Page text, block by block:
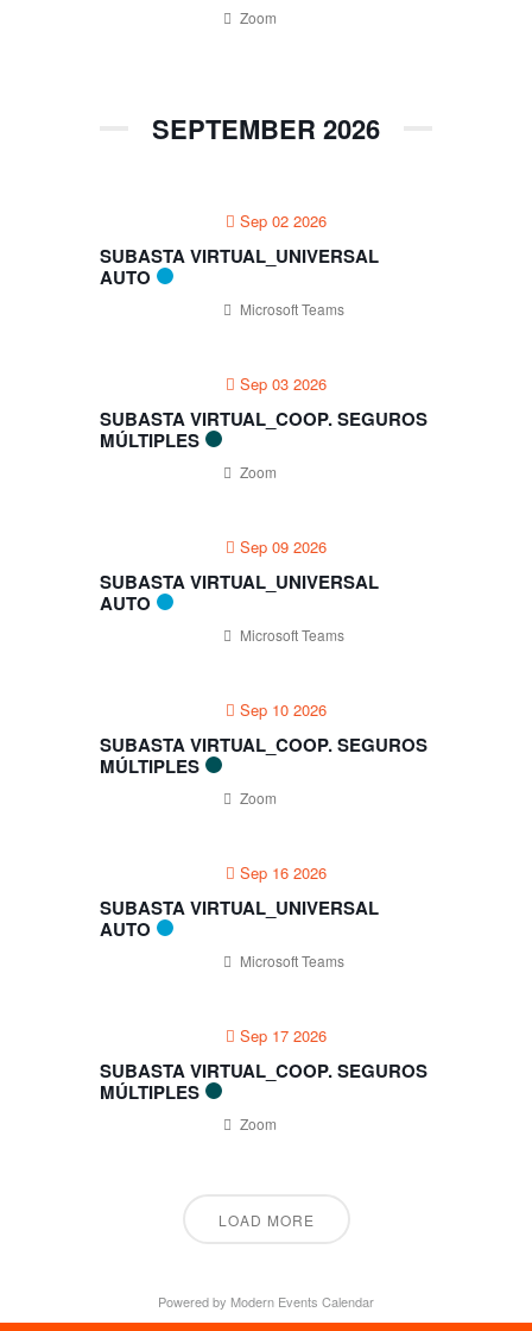
Zoom
SEPTEMBER 2026
Sep 02 2026
SUBASTA VIRTUAL_UNIVERSAL
AUTO
Microsoft Teams
Sep 03 2026
SUBASTA VIRTUAL_COOP. SEGUROS
MÚLTIPLES
Zoom
Sep 09 2026
SUBASTA VIRTUAL_UNIVERSAL
AUTO
Microsoft Teams
Sep 10 2026
SUBASTA VIRTUAL_COOP. SEGUROS
MÚLTIPLES
Zoom
Sep 16 2026
SUBASTA VIRTUAL_UNIVERSAL
AUTO
Microsoft Teams
Sep 17 2026
SUBASTA VIRTUAL_COOP. SEGUROS
MÚLTIPLES
Zoom
LOAD MORE
Powered by Modern Events Calendar